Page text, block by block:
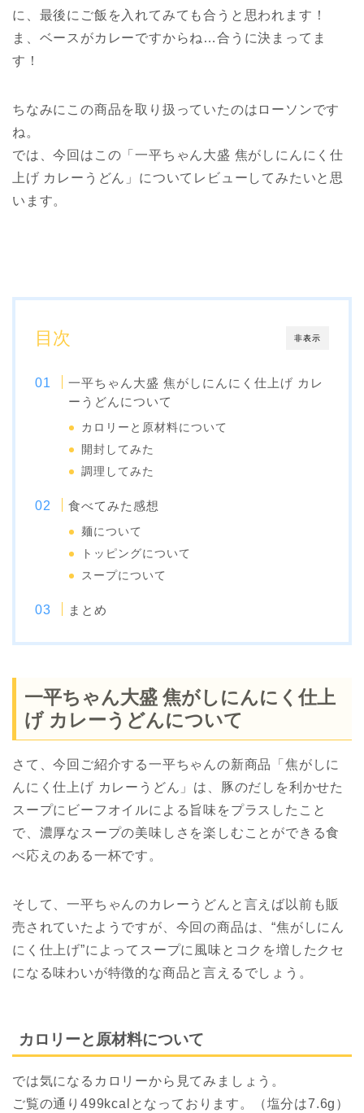
に、最後にご飯を入れてみても合うと思われます！
ま、ベースがカレーですからね…合うに決まってま
す！
ちなみにこの商品を取り扱っていたのはローソンです
ね。
では、今回はこの「一平ちゃん大盛 焦がしにんにく仕
上げ カレーうどん」についてレビューしてみたいと思
います。
非表示
目次
一平ちゃん大盛 焦がしにんにく仕上げ カレ
ーうどんについて
カロリーと原材料について
開封してみた
調理してみた
食べてみた感想
麺について
トッピングについて
スープについて
まとめ
一平ちゃん大盛 焦がしにんにく仕上
げ カレーうどんについて
さて、今回ご紹介する一平ちゃんの新商品「焦がしに
んにく仕上げ カレーうどん」は、豚のだしを利かせた
スープにビーフオイルによる旨味をプラスしたこと
で、濃厚なスープの美味しさを楽しむことができる食
べ応えのある一杯です。
そして、一平ちゃんのカレーうどんと言えば以前も販
売されていたようですが、今回の商品は、“焦がしにん
にく仕上げ”によってスープに風味とコクを増したクセ
になる味わいが特徴的な商品と言えるでしょう。
カロリーと原材料について
では気になるカロリーから見てみましょう。
ご覧の通り499kcalとなっております。（塩分は7.6g）